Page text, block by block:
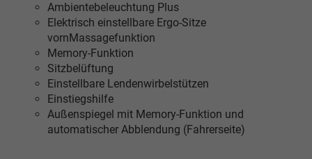
Ambientebeleuchtung Plus
Elektrisch einstellbare Ergo-Sitze
vornMassagefunktion
Memory-Funktion
Sitzbelüftung
Einstellbare Lendenwirbelstützen
Einstiegshilfe
Außenspiegel mit Memory-Funktion und
automatischer Abblendung (Fahrerseite)